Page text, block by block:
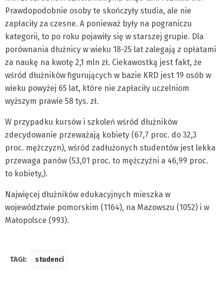
Prawdopodobnie osoby te skończyły studia, ale nie
zapłaciły za czesne. A ponieważ były na pograniczu
kategorii, to po roku pojawiły się w starszej grupie. Dla
porównania dłużnicy w wieku 18-25 lat zalegają z opłatami
za naukę na kwotę 2,1 mln zł. Ciekawostką jest fakt, że
wśród dłużników figurujących w bazie KRD jest 19 osób w
wieku powyżej 65 lat, które nie zapłaciły uczelniom
wyższym prawie 58 tys. zł.
W przypadku kursów i szkoleń wśród dłużników
zdecydowanie przeważają kobiety (67,7 proc. do 32,3
proc. mężczyzn), wśród zadłużonych studentów jest lekka
przewaga panów (53,01 proc. to mężczyźni a 46,99 proc.
to kobiety,).
Najwięcej dłużników edukacyjnych mieszka w
województwie pomorskim (1164), na Mazowszu (1052) i w
Małopolsce (993).
TAGI: studenci